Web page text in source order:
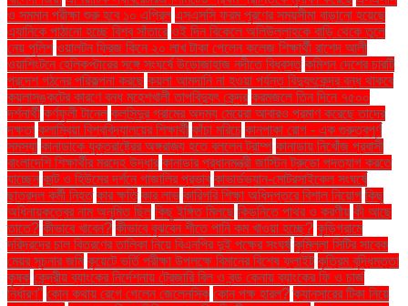
ও সমমান পরীক্ষা শুরু হবে ১০ এপ্রিল এসএসসি ফরম পূরণের সময়সীমা বাড়ানো হয়েছে
এ্যানিকে পাঠানো হচ্ছে বিশ্ব সাঁতারে ওই দিন বিকেলে অলিউল্লাহকে বাড়ি থেকে তুলে
নেয় পুলিশ ওয়ালটন ফ্রিজ কিনে ২০ লাখ টাকা পেলেন কলেজ শিক্ষার্থী রাশেদ আলী
ওয়াশিংটনে হেলিকপ্টারের সঙ্গে সংঘর্ষে উড়োজাহাজ নদীতে বিধ্বস্ত কমিশন দেশের চারটি
প্রদেশ গঠনের পরিকল্পনা করছে কয়লা আমদানি না হওয়া পর্যন্ত বিদ্যুৎকেন্দ্র বন্ধ থাকবে
কয়লাসঙ্কটের কারণে বন্ধ মহেশখালী তাপবিদ্যুৎ কেন্দ্র করমজলে তিন দিনে ৭৫০০
দর্শনার্থী কর্ণফুলী টানেল কলসিন্দুর গ্রামের অদম্য মেয়েরা আবারও প্রমাণ করেছে তাদের
দক্ষতা কলাম্বিয়া বিশ্ববিদ্যালয়ের শিক্ষার্থী কাঁচা মরিচে কানপাকা রোগ - এক গুরুত্বপুর্ণ
সমস্যা কানাডাকে যুক্তরাষ্ট্রের অঙ্গরাজ্য হতে বললেন ট্রাম্প কানাডায় নিখোঁজ প্রবাসী
বাংলাদেশি শিক্ষার্থীর মরদেহ উদ্ধার কানাডার প্রধানমন্ত্রী জাস্টিন ট্রুডো পদত্যাগ করতে
যাচ্ছেন কান্ট ও হিউমের দর্শনে গাজালির প্রভাব কাভার্ডভ্যান-মোটরসাইকেল সংঘর্ষে
ছাত্রদল কর্মী নিহত কার ক্ষতি কার লাভ কারিগরি শিক্ষা অধিদপ্তরে বিশাল নিয়োগ কিছু
অধিনায়কত্বের নাম অনুমিত ছিল কিছু ইঙ্গিত মিলছে কিডনিতে পাথর ও করণীয় কী আছে
তাতে? কীভাবে খাবেন? কীভাবে বুঝবেন শীতে পানি কম খাওয়া হচ্ছে? কুড়িগ্রামে
দরিদ্রদের চাল বিতরণের তালিকা নিয়ে বিএনপির দুই পক্ষের সংঘর্ষ কুমিল্লা সিটির সাবেক
মেয়র সূচনার জমি কুয়েটে ভর্তি পরীক্ষা উপলক্ষে বিমানের বিশেষ ফ্লাইট কৃত্রিম বুদ্ধিমত্তা
কৃষক কেন্দ্রীয় ব্যাংকের নির্দেশনায় ট্রেজারি বিল ও বন্ড কেনায় ব্যাংকের ফি ও চার্জ
নির্ধারণ" কোন কথায় রেগে গেলেন জেলেনস্কি কোন পক্ষ হারল? ক্যানসারের টিকা নিয়ে